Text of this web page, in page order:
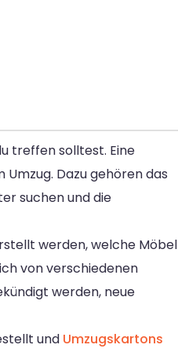
treffen solltest. Eine
Dazu gehören das
suchen und die
werden, welche Möbel
von verschiedenen
werden, neue
und Umzugskartons